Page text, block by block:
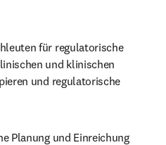
für regulatorische
und klinischen
und regulatorische
Planung und Einreichung